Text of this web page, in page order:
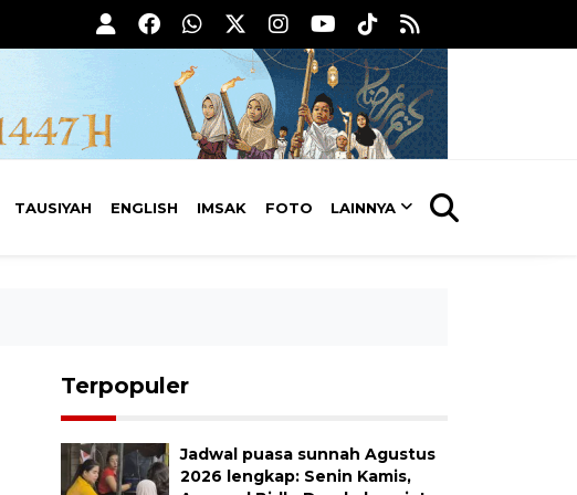
TAUSIYAH ENGLISH IMSAK FOTO LAINNYA
Terpopuler
Jadwal puasa sunnah Agustus
2026 lengkap: Senin Kamis,